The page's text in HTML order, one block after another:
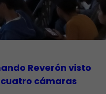
Reverón visto
cámaras